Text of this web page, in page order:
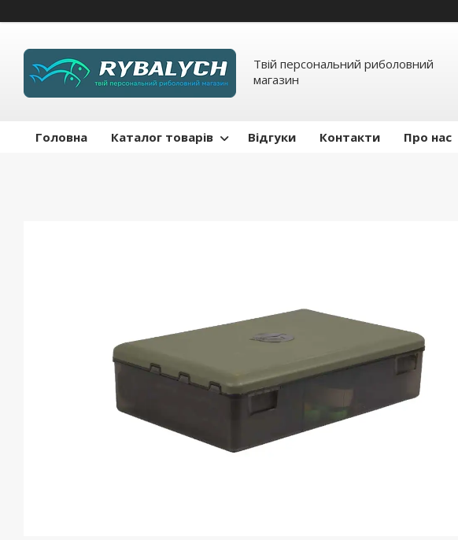
Твій персональний риболовний
магазин
Головна Каталог товарів Відгуки Контакти Про нас